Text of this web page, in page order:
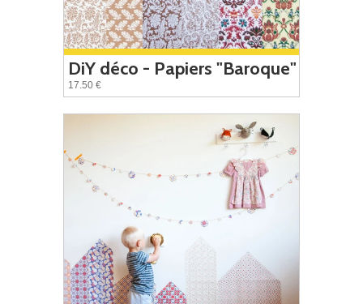
DiY déco - Papiers "Baroque"
17.50 €